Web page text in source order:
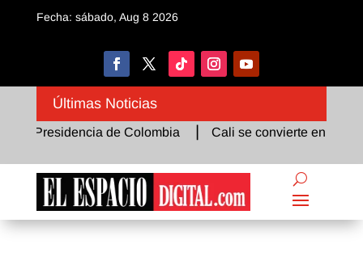
Fecha: sábado, Aug 8 2026
Últimas Noticias
de Colombia Cali se convierte en el